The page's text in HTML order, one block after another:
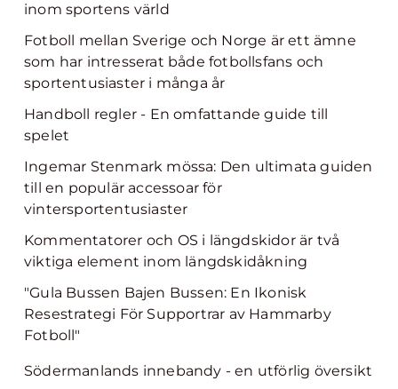
inom sportens värld
Fotboll mellan Sverige och Norge är ett ämne
som har intresserat både fotbollsfans och
sportentusiaster i många år
Handboll regler - En omfattande guide till
spelet
Ingemar Stenmark mössa: Den ultimata guiden
till en populär accessoar för
vintersportentusiaster
Kommentatorer och OS i längdskidor är två
viktiga element inom längdskidåkning
"Gula Bussen Bajen Bussen: En Ikonisk
Resestrategi För Supportrar av Hammarby
Fotboll"
Södermanlands innebandy - en utförlig översikt